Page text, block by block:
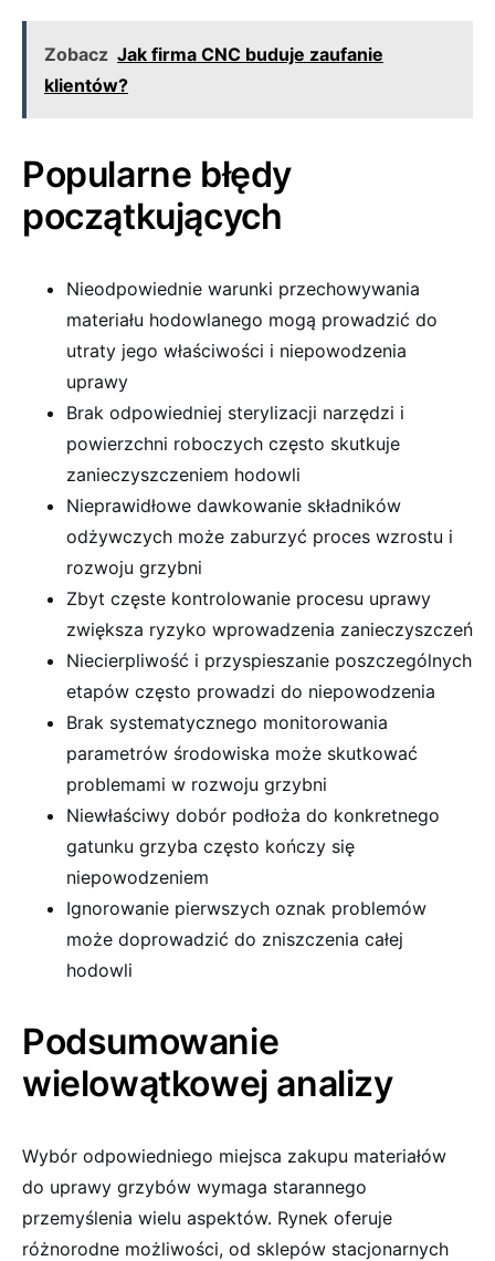
Zobacz Jak firma CNC buduje zaufanie
klientów?
Popularne błędy
początkujących
Nieodpowiednie warunki przechowywania
materiału hodowlanego mogą prowadzić do
utraty jego właściwości i niepowodzenia
uprawy
Brak odpowiedniej sterylizacji narzędzi i
powierzchni roboczych często skutkuje
zanieczyszczeniem hodowli
Nieprawidłowe dawkowanie składników
odżywczych może zaburzyć proces wzrostu i
rozwoju grzybni
Zbyt częste kontrolowanie procesu uprawy
zwiększa ryzyko wprowadzenia zanieczyszczeń
Niecierpliwość i przyspieszanie poszczególnych
etapów często prowadzi do niepowodzenia
Brak systematycznego monitorowania
parametrów środowiska może skutkować
problemami w rozwoju grzybni
Niewłaściwy dobór podłoża do konkretnego
gatunku grzyba często kończy się
niepowodzeniem
Ignorowanie pierwszych oznak problemów
może doprowadzić do zniszczenia całej
hodowli
Podsumowanie
wielowątkowej analizy
Wybór odpowiedniego miejsca zakupu materiałów
do uprawy grzybów wymaga starannego
przemyślenia wielu aspektów. Rynek oferuje
różnorodne możliwości, od sklepów stacjonarnych